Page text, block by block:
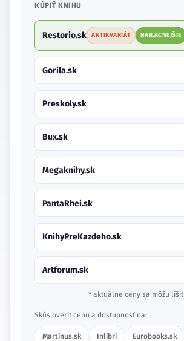
KÚPIŤ KNIHU
Restorio.sk ANTIKVARIÁT NAJLACNEJŠIE
Gorila.sk
Preskoly.sk
Bux.sk
Megaknihy.sk
PantaRhei.sk
KnihyPreKazdeho.sk
Artforum.sk
* aktuálne ceny sa môžu líšiť
Skús overiť cenu a dostupnosť na:
Martinus.sk Inlibri Eurobooks.sk